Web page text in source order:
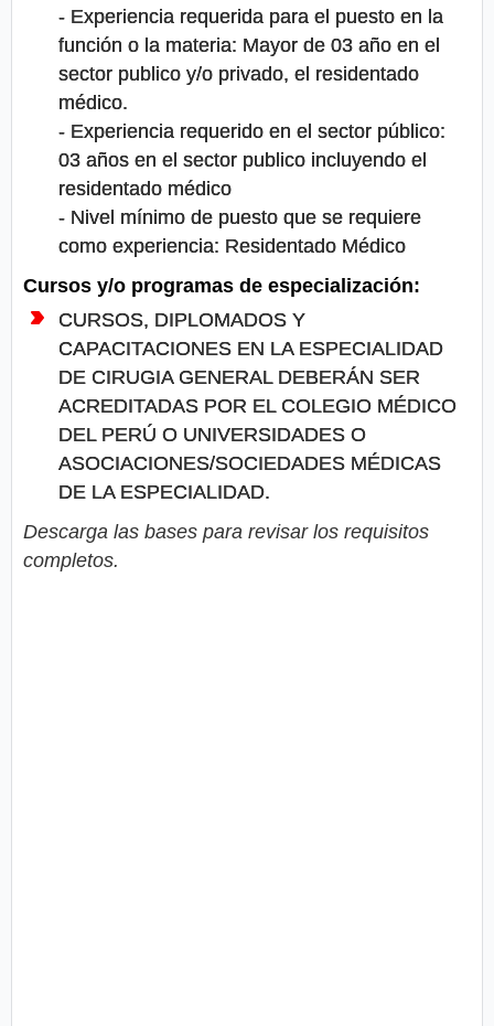
- Experiencia requerida para el puesto en la
función o la materia: Mayor de 03 año en el
sector publico y/o privado, el residentado
médico.
- Experiencia requerido en el sector público:
03 años en el sector publico incluyendo el
residentado médico
- Nivel mínimo de puesto que se requiere
como experiencia: Residentado Médico
Cursos y/o programas de especialización:
CURSOS, DIPLOMADOS Y
CAPACITACIONES EN LA ESPECIALIDAD
DE CIRUGIA GENERAL DEBERÁN SER
ACREDITADAS POR EL COLEGIO MÉDICO
DEL PERÚ O UNIVERSIDADES O
ASOCIACIONES/SOCIEDADES MÉDICAS
DE LA ESPECIALIDAD.
Descarga las bases para revisar los requisitos
completos.